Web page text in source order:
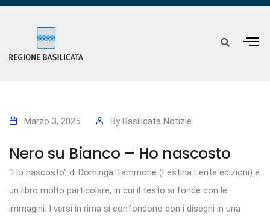
Marzo 3, 2025 By Basilicata Notizie
Nero su Bianco – Ho nascosto
“Ho nascosto” di Dominga Tammone (Festina Lente edizioni) è
un libro molto particolare, in cui il testo si fonde con le
immagini. I versi in rima si confondono con i disegni in una